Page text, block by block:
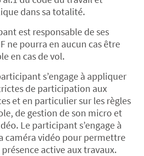
dans sa totalité.
est responsable de ses
ne pourra en aucun cas être
en cas de vol.
s’engage à appliquer
de participation aux
et en particulier sur les règles
de gestion de son micro et
Le participant s’engage à
caméra vidéo pour permettre
active aux travaux.